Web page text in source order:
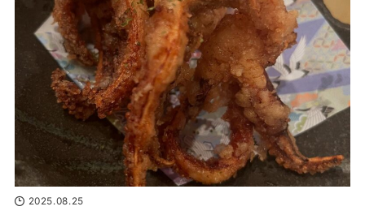
2025.08.25